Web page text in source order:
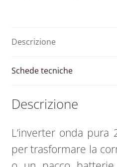
Cell
Descrizione
Schede tecniche
Descrizione
L’inverter onda pura
per trasformare la